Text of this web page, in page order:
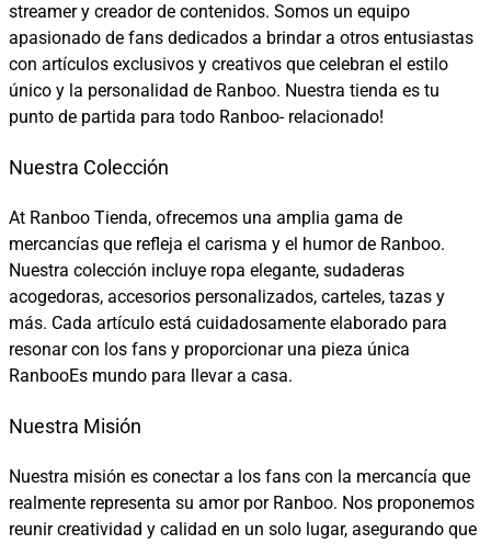
streamer y creador de contenidos. Somos un equipo
apasionado de fans dedicados a brindar a otros entusiastas
con artículos exclusivos y creativos que celebran el estilo
único y la personalidad de Ranboo. Nuestra tienda es tu
punto de partida para todo Ranboo- relacionado!
Nuestra Colección
At Ranboo Tienda, ofrecemos una amplia gama de
mercancías que refleja el carisma y el humor de Ranboo.
Nuestra colección incluye ropa elegante, sudaderas
acogedoras, accesorios personalizados, carteles, tazas y
más. Cada artículo está cuidadosamente elaborado para
resonar con los fans y proporcionar una pieza única
RanbooEs mundo para llevar a casa.
Nuestra Misión
Nuestra misión es conectar a los fans con la mercancía que
realmente representa su amor por Ranboo. Nos proponemos
reunir creatividad y calidad en un solo lugar, asegurando que